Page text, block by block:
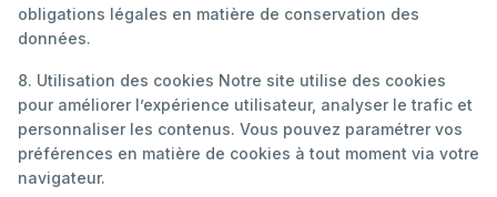
obligations légales en matière de conservation des
données.
8. Utilisation des cookies Notre site utilise des cookies
pour améliorer l’expérience utilisateur, analyser le trafic et
personnaliser les contenus. Vous pouvez paramétrer vos
préférences en matière de cookies à tout moment via votre
navigateur.